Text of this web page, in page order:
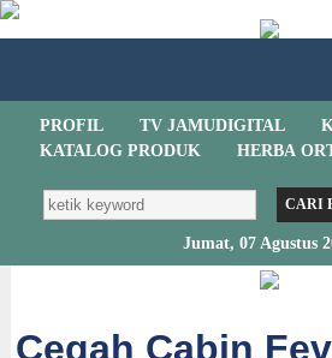
PROFIL TV JAMUDIGITAL
KATALOG PRODUK
HERBA
Jumat, 07 Agustus
Cegah Cabin